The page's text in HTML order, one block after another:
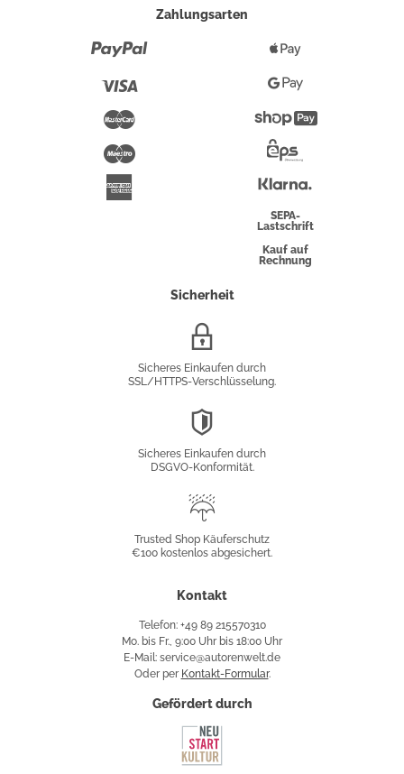
Zahlungsarten
Maestro
Pay
Google
Pay
Überweisung
SEPA-
Lastschrift
Kauf auf
Rechnung
Sicherheit
Sicheres Einkaufen durch
SSL/HTTPS-Verschlüsselung.
Sicheres Einkaufen durch
DSGVO-Konformität.
Käuferschutz
Trusted Shop Käuferschutz
€100 kostenlos abgesichert.
Kontakt
Telefon: +49 89 215570310
Mo. bis Fr., 9:00 Uhr bis 18:00 Uhr
E-Mail: service@autorenwelt.de
Oder per Kontakt-Formular.
Gefördert durch